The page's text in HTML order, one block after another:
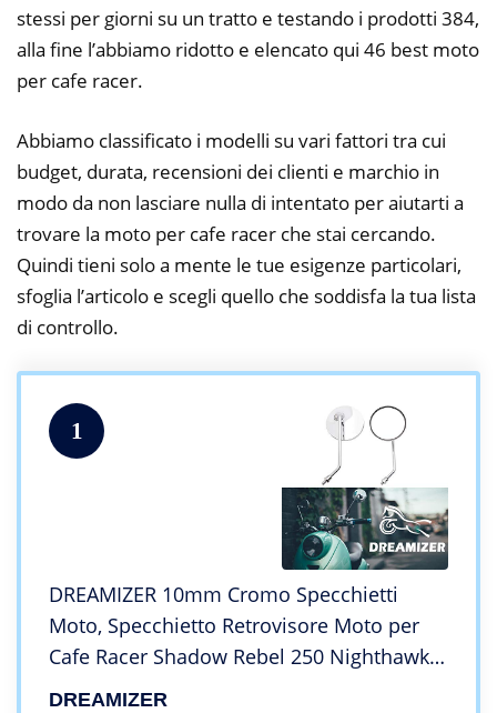
stessi per giorni su un tratto e testando i prodotti 384,
alla fine l’abbiamo ridotto e elencato qui 46 best moto
per cafe racer.
Abbiamo classificato i modelli su vari fattori tra cui
budget, durata, recensioni dei clienti e marchio in
modo da non lasciare nulla di intentato per aiutarti a
trovare la moto per cafe racer che stai cercando.
Quindi tieni solo a mente le tue esigenze particolari,
sfoglia l’articolo e scegli quello che soddisfa la tua lista
di controllo.
1
DREAMIZER 10mm Cromo Specchietti
Moto, Specchietto Retrovisore Moto per
Cafe Racer Shadow Rebel 250 Nighthawk
VTX1300 1800 CB500 550 600 650 750 900
DREAMIZER